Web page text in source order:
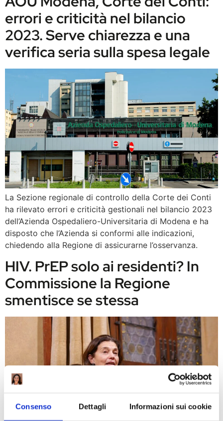
Consenso Dettagli Informazioni sui cookie
errori e criticità nel bilancio
2023. Serve chiarezza e una
verifica seria sulla spesa legale
La Sezione regionale di controllo della Corte dei Conti
ha rilevato errori e criticità gestionali nel bilancio 2023
dell’Azienda Ospedaliero-Universitaria di Modena e ha
disposto che l’Azienda si conformi alle indicazioni,
chiedendo alla Regione di assicurarne l’osservanza.
HIV. PrEP solo ai residenti? In
Commissione la Regione
smentisce se stessa